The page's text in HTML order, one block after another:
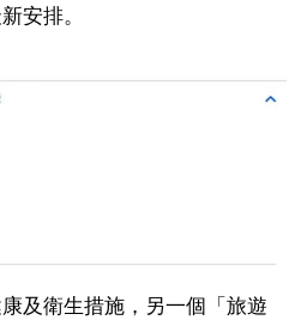
安排。
及衛生措施，另一個「旅遊